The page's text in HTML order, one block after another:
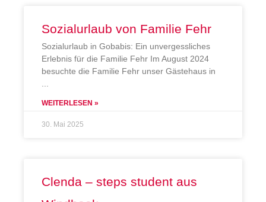
Sozialurlaub von Familie Fehr
Sozialurlaub in Gobabis: Ein unvergessliches
Erlebnis für die Familie Fehr Im August 2024
besuchte die Familie Fehr unser Gästehaus in
WEITERLESEN »
30. Mai 2025
Clenda – steps student aus